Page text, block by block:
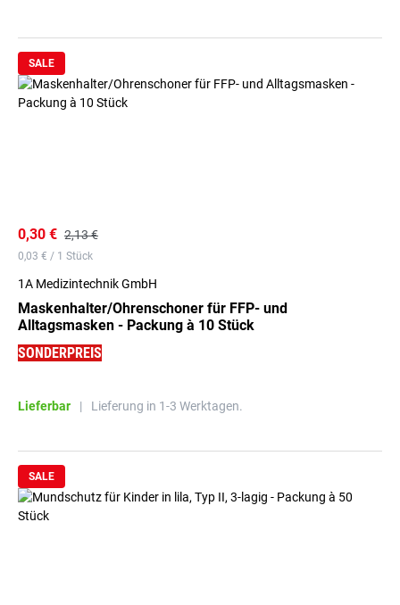
SALE
0,30 € 2,13 €
0,03 € / 1 Stück
1A Medizintechnik GmbH
Maskenhalter/Ohrenschoner für FFP- und
Alltagsmasken - Packung à 10 Stück
SONDERPREIS
Lieferbar | Lieferung in 1-3 Werktagen.
SALE